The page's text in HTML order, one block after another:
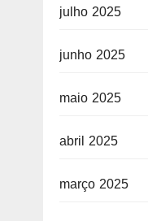
julho 2025
junho 2025
maio 2025
abril 2025
março 2025